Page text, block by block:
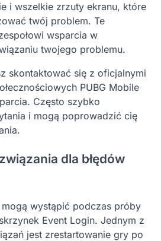
i wszelkie zrzuty ekranu, które
twój problem. Te
wsparcia w
twojego problemu.
skontaktować się z oficjalnymi
PUBG Mobile
Często szybko
i mogą poprowadzić cię
dla błędów
wystąpić podczas próby
Event Login. Jednym z
jest zrestartowanie gry po